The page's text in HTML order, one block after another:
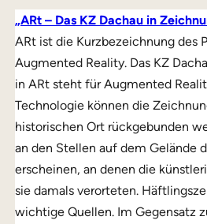
„ARt – Das KZ Dachau in
ARt ist die Kurzbezeichnung des
Augmented Reality. Das KZ
in ARt steht für Augmented
Technologie können die
historischen Ort rückgebunden
an den Stellen auf dem Gelände
erscheinen, an denen die
sie damals verorteten.
wichtige Quellen. Im Gegensatz